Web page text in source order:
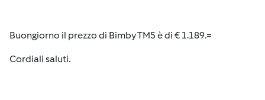
Buongiorno il prezzo di Bimby TM5 è di € 1.189.=
Cordiali saluti.